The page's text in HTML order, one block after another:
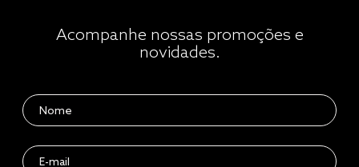
Acompanhe nossas promoções e
novidades.